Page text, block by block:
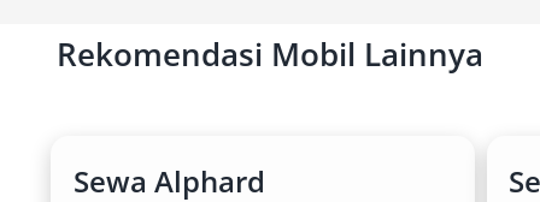
Rekomendasi Mobil Lainnya
Sewa Alphard